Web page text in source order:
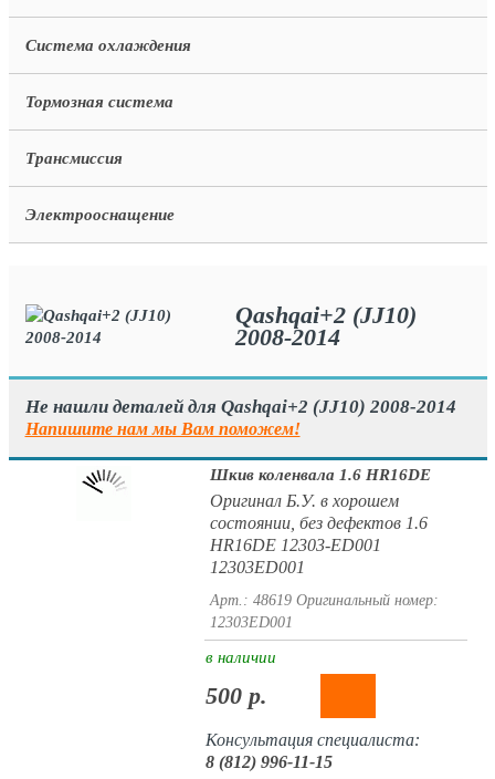
Система охлаждения
Тормозная система
Трансмиссия
Электрооснащение
Qashqai+2 (JJ10)
2008-2014
Не нашли деталей для Qashqai+2 (JJ10) 2008-2014
Напишите нам мы Вам поможем!
Шкив коленвала 1.6 HR16DE
Оригинал Б.У. в хорошем
состоянии, без дефектов 1.6
HR16DE 12303-ED001
12303ED001
Арт.: 48619 Оригинальный номер:
12303ED001
в наличии
500 р.
Консультация специалиста:
8 (812) 996-11-15